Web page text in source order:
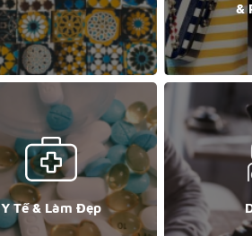
&
Y Tế & Làm Đẹp